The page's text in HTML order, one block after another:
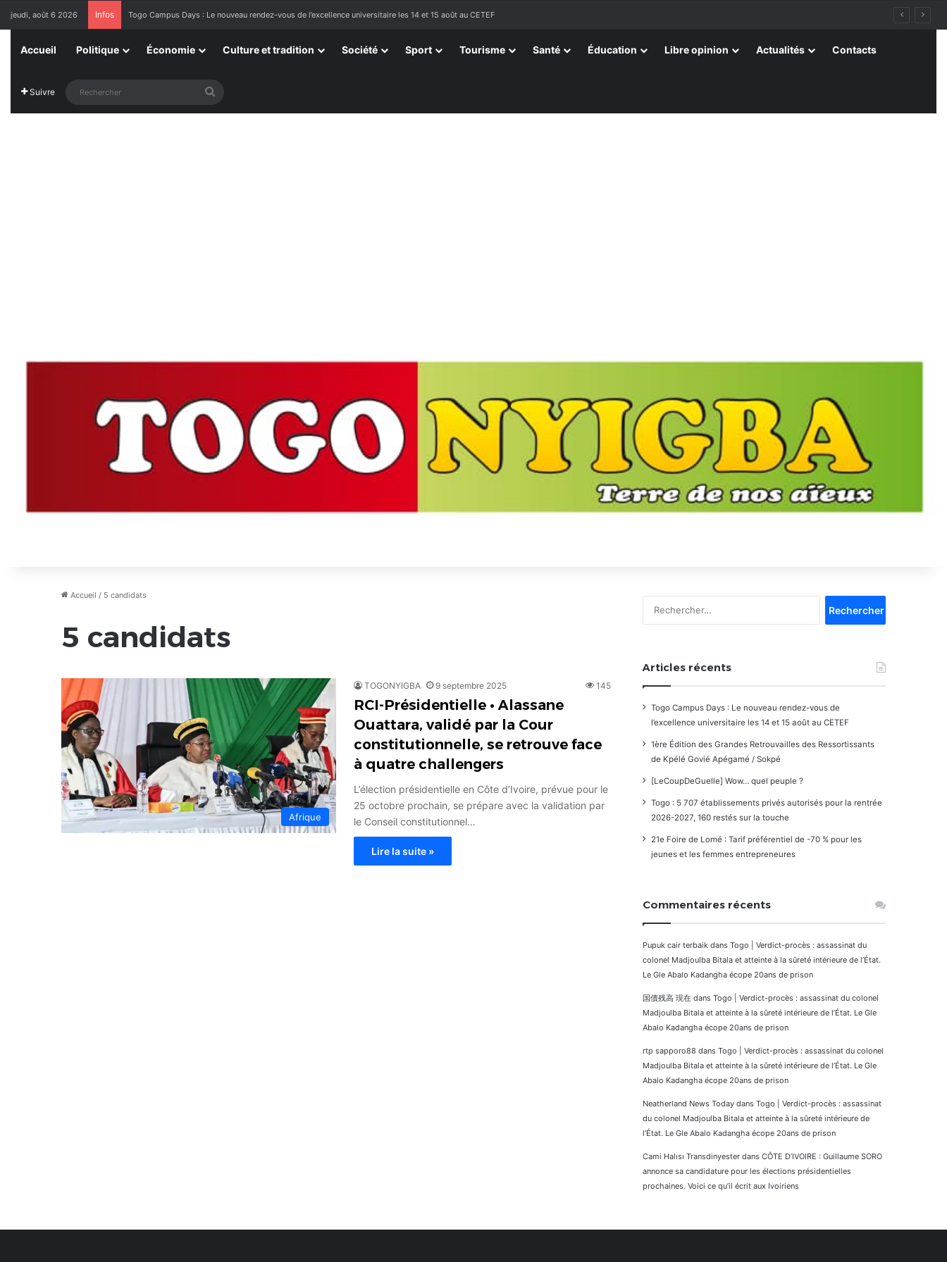
jeudi, août 6 2026 Infos 1ère Édition des Grandes Retrouvailles des Ressortissants de Kpélé Govié Apégamé / Sokpé
Accueil Politique Économie Culture et tradition Société Sport Tourisme Santé Éducation Libre opinion Actualités Contacts
Suivre
Accueil / 5 candidats
5 candidats
Afrique
TOGONYIGBA 9 septembre 2025 145
RCI-Présidentielle • Alassane
Ouattara, validé par la Cour
constitutionnelle, se retrouve face
à quatre challengers
L’élection présidentielle en Côte d’Ivoire, prévue pour le
25 octobre prochain, se prépare avec la validation par
le Conseil constitutionnel…
Lire la suite »
Articles récents
Togo Campus Days : Le nouveau rendez-vous de
l’excellence universitaire les 14 et 15 août au CETEF
1ère Édition des Grandes Retrouvailles des Ressortissants
de Kpélé Govié Apégamé / Sokpé
[LeCoupDeGuelle] Wow… quel peuple ?
Togo : 5 707 établissements privés autorisés pour la rentrée
2026-2027, 160 restés sur la touche
21e Foire de Lomé : Tarif préférentiel de -70 % pour les
jeunes et les femmes entrepreneures
Commentaires récents
Pupuk cair terbaik dans Togo | Verdict-procès : assassinat du
colonel Madjoulba Bitala et atteinte à la sûreté intérieure de l’État.
Le Gle Abalo Kadangha écope 20ans de prison
国債残高 現在 dans Togo | Verdict-procès : assassinat du colonel
Madjoulba Bitala et atteinte à la sûreté intérieure de l’État. Le Gle
Abalo Kadangha écope 20ans de prison
rtp sapporo88 dans Togo | Verdict-procès : assassinat du colonel
Madjoulba Bitala et atteinte à la sûreté intérieure de l’État. Le Gle
Abalo Kadangha écope 20ans de prison
Neatherland News Today dans Togo | Verdict-procès : assassinat
du colonel Madjoulba Bitala et atteinte à la sûreté intérieure de
l’État. Le Gle Abalo Kadangha écope 20ans de prison
Cami Halısı Transdinyester dans CÔTE D’IVOIRE : Guillaume SORO
annonce sa candidature pour les élections présidentielles
prochaines. Voici ce qu’il écrit aux Ivoiriens